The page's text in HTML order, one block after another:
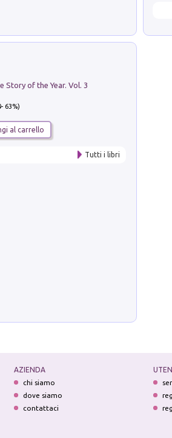
Story of the Year. Vol. 3
- 63%)
al carrello
Tutti i libri
AZIENDA
chi siamo
dove siamo
contattaci